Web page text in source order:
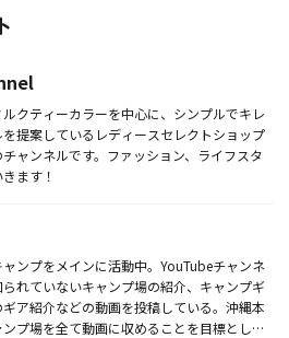
クティーカラーを中心に、シンプルでキレ
提案しているレディースセレクトショップ
チャンネルです。ファッション、ライフスタ
ます！
ンプをメインに活動中。YouTubeチャンネ
れていないキャンプ場の紹介、キャンプギ
ア紹介などの動画を投稿している。沖縄本
プ場を全て動画に収めることを目標とし、